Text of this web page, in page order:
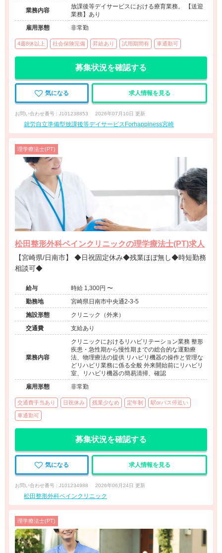
業務内容
放課後等デイサービスにおける療育業務。 【送迎
業務】あり
雇用形態
非常勤
4週8休以上 社会保険完備 昇給あり 試用期間有 車通勤可
募集状況を確認する
気になる 求人情報を見る
お問い合わせ番号 : J101238853 2026年07月10日 更新
就労自立準備型放課後等デイサービスForhappiness宮崎
理学療法士(PT)
松田整形外科ペインクリニックの理学療法士(PT)求人
【宮崎県/日南市】 ◆日祝固定休み◆残業ほぼ無し◆時短勤務
相談可◆
給与
時給 1,300円 〜
勤務地
宮崎県日南市中央通2-3-5
施設形態
クリニック（外来）
交通費
支給あり
業務内容
クリニックにおけるリハビリテーション業務 整形
疾患・急性期から慢性期までの総合的な運動療
法、物理療法の提供 リハビリ機器の操作と管理な
どリハビリ業務に係る全般 外来開始前にリハビリ
室、リハビリ機器の簡易清掃、確認
雇用形態
非常勤
交通費手当あり 日祝休み 残業少なめ 定年制 駅orバス停近い
車通勤可
募集状況を確認する
気になる 求人情報を見る
お問い合わせ番号 : J101234988 2026年06月24日 更新
松田整形外科ペインクリニック
理学療法士(PT)